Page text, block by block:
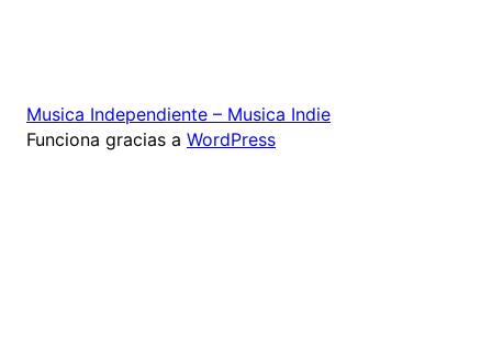
Musica Independiente – Musica Indie
Funciona gracias a WordPress